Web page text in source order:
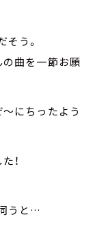
う。
曲を一節お願
にちったよう
！
うと…